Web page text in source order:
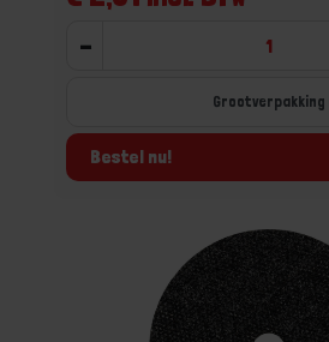
-
Grootverpakking
Bestel nu!